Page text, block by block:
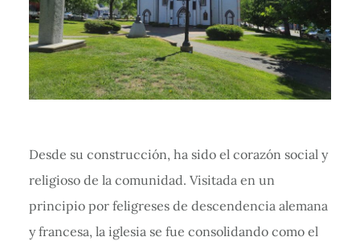
Desde su construcción, ha sido el corazón social y
religioso de la comunidad. Visitada en un
principio por feligreses de descendencia alemana
y francesa, la iglesia se fue consolidando como el